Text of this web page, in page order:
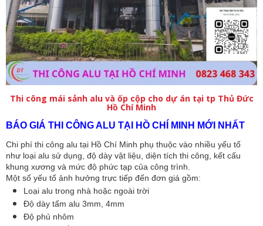
Thi công mái sảnh alu và ốp cộp cho dự án tại tp Thủ Đức
Hồ Chí Minh
BÁO GIÁ THI CÔNG ALU TẠI HỒ CHÍ MINH MỚI NHẤT
Chi phí thi công alu tại Hồ Chí Minh phụ thuộc vào nhiều yếu tố
như loại alu sử dụng, độ dày vật liệu, diện tích thi công, kết cấu
khung xương và mức độ phức tạp của công trình.
Một số yếu tố ảnh hưởng trực tiếp đến đơn giá gồm:
Loại alu trong nhà hoặc ngoài trời
Độ dày tấm alu 3mm, 4mm
Độ phủ nhôm